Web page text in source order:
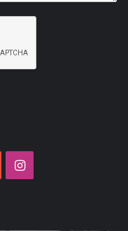
YouTubeInstagram